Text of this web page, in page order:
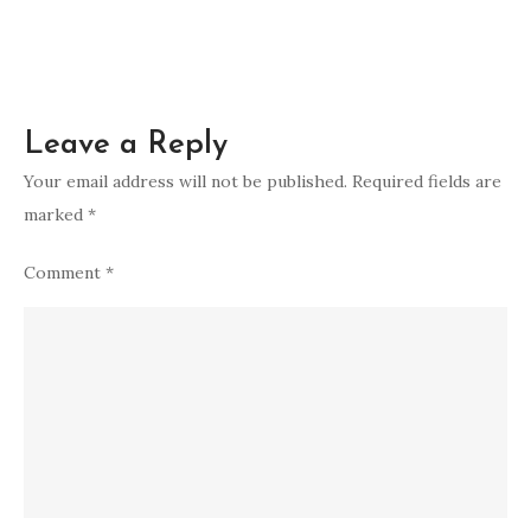
Leave a Reply
Your email address will not be published. Required fields are
marked *
Comment *